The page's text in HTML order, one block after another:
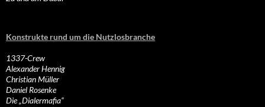
Konstrukte rund um die Nutzlosbranche
1337-Crew
Alexander Hennig
Christian Müller
Daniel Rosenke
Die „Dialermafia“